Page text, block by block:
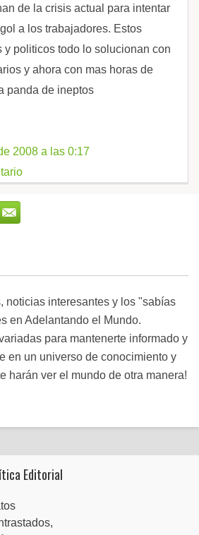
de la crisis actual para intentar
a los trabajadores. Estos
y politicos todo lo solucionan con
y ahora con mas horas de
panda de ineptos
2008 a las 0:17
noticias interesantes y los "sabías
en Adelantando el Mundo.
para mantenerte informado y
en un universo de conocimiento y
harán ver el mundo de otra manera!
Editorial